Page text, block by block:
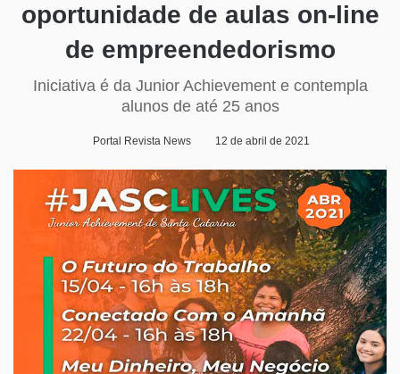
oportunidade de aulas on-line
de empreendedorismo
Iniciativa é da Junior Achievement e contempla
alunos de até 25 anos
Portal Revista News 12 de abril de 2021